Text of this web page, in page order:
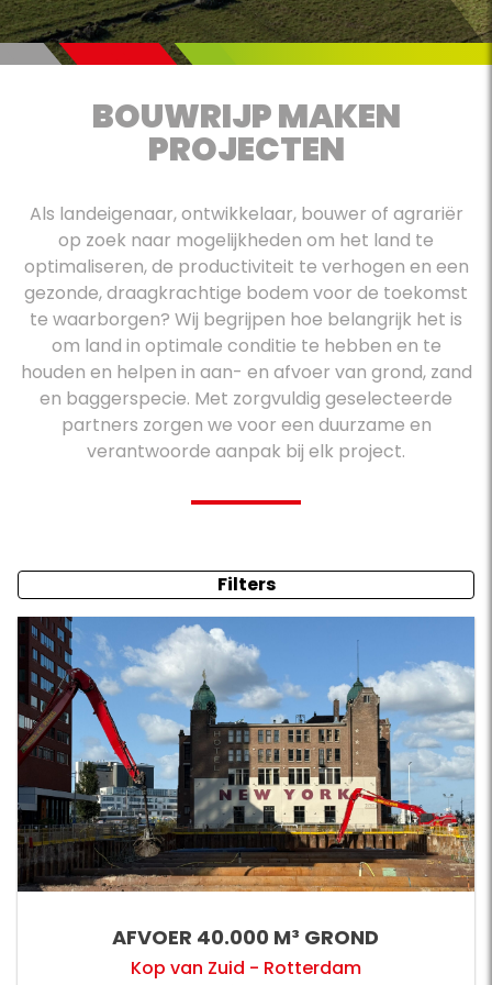
BOUWRIJP MAKEN
PROJECTEN
Als landeigenaar, ontwikkelaar, bouwer of agrariër
op zoek naar mogelijkheden om het land te
optimaliseren, de productiviteit te verhogen en een
gezonde, draagkrachtige bodem voor de toekomst
te waarborgen? Wij begrijpen hoe belangrijk het is
om land in optimale conditie te hebben en te
houden en helpen in aan- en afvoer van grond, zand
en baggerspecie. Met zorgvuldig geselecteerde
partners zorgen we voor een duurzame en
verantwoorde aanpak bij elk project.
Filters
AFVOER 40.000 M³ GROND
Kop van Zuid - Rotterdam